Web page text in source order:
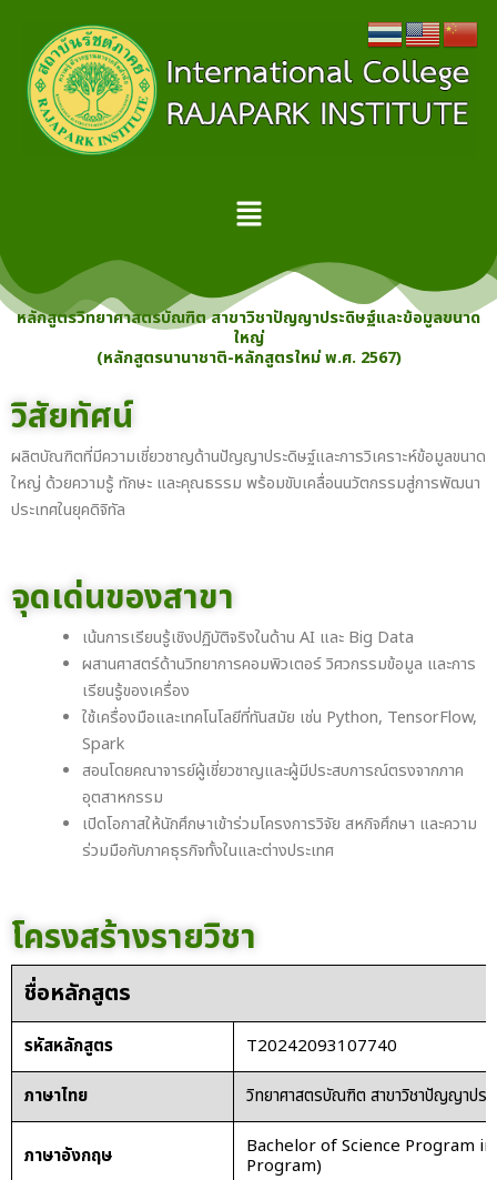
content
Menu
หลักสูตรวิทยาศาสตรบัณฑิต สาขาวิชาปัญญาประดิษฐ์และข้อมูลขนาด
ใหญ่
(หลักสูตรนานาชาติ-หลักสูตรใหม่ พ.ศ. 2567)
วิสัยทัศน์
ผลิตบัณฑิตที่มีความเชี่ยวชาญด้านปัญญาประดิษฐ์และการวิเคราะห์ข้อมูลขนาด
ใหญ่ ด้วยความรู้ ทักษะ และคุณธรรม พร้อมขับเคลื่อนนวัตกรรมสู่การพัฒนา
ประเทศในยุคดิจิทัล
จุดเด่นของสาขา
เน้นการเรียนรู้เชิงปฏิบัติจริงในด้าน AI และ Big Data
ผสานศาสตร์ด้านวิทยาการคอมพิวเตอร์ วิศวกรรมข้อมูล และการ
เรียนรู้ของเครื่อง
ใช้เครื่องมือและเทคโนโลยีที่ทันสมัย เช่น Python, TensorFlow,
Spark
สอนโดยคณาจารย์ผู้เชี่ยวชาญและผู้มีประสบการณ์ตรงจากภาค
อุตสาหกรรม
เปิดโอกาสให้นักศึกษาเข้าร่วมโครงการวิจัย สหกิจศึกษา และความ
ร่วมมือกับภาคธุรกิจทั้งในและต่างประเทศ
โครงสร้างรายวิชา
ชื่อหลักสูตร
รหัสหลักสูตร
T20242093107740
ภาษาไทย
วิทยาศาสตรบัณฑิต สาขาวิชาปัญญาปร
ภาษาอังกฤษ Bachelor of Science Program
Program)